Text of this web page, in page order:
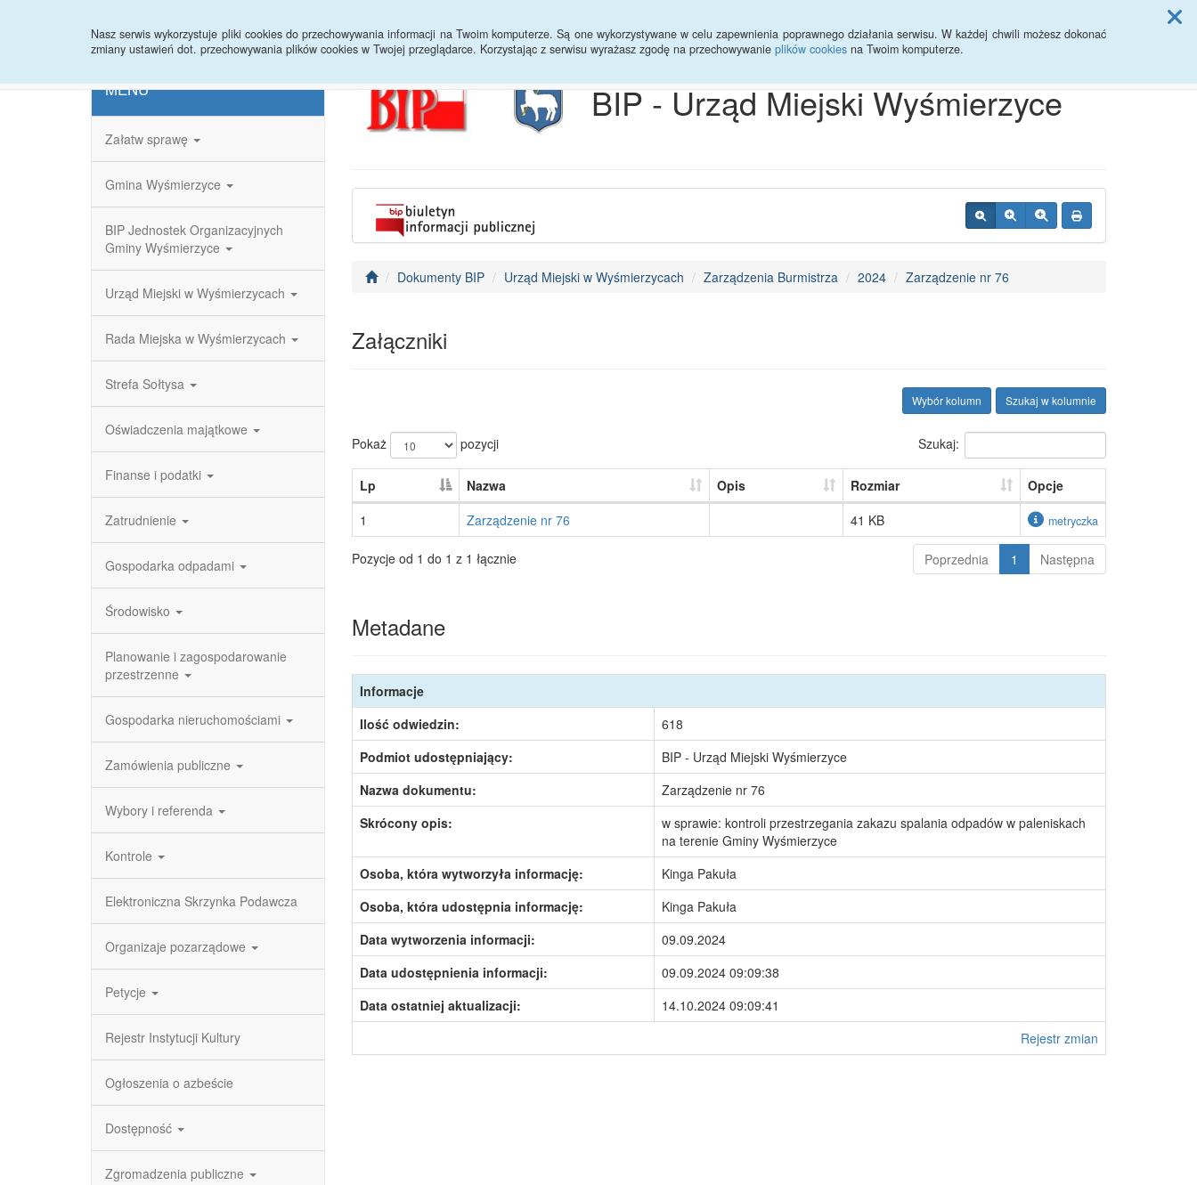
Nasz serwis wykorzystuje pliki cookies do przechowywania informacji na Twoim komputerze. Są one wykorzystywane w celu zapewnienia poprawnego działania serwisu. W każdej chwili możesz dokonać
zmiany ustawień dot. przechowywania plików cookies w Twojej przeglądarce. Korzystając z serwisu wyrażasz zgodę na przechowywanie plików cookies na Twoim komputerze.
Przycisk wyszukaj duży
MENU
Załatw sprawę
Gmina Wyśmierzyce
BIP Jednostek Organizacyjnych
Gminy Wyśmierzyce
Urząd Miejski w Wyśmierzycach
Rada Miejska w Wyśmierzycach
Strefa Sołtysa
Oświadczenia majątkowe
Finanse i podatki
Zatrudnienie
Gospodarka odpadami
Środowisko
Planowanie i zagospodarowanie
przestrzenne
Gospodarka nieruchomościami
Zamówienia publiczne
Wybory i referenda
Kontrole
Elektroniczna Skrzynka Podawcza
Organizaje pozarządowe
Petycje
Rejestr Instytucji Kultury
Ogłoszenia o azbeście
Dostępność
Zgromadzenia publiczne
BIP - Urząd Miejski Wyśmierzyce
Dokumenty BIP Urząd Miejski w Wyśmierzycach Zarządzenia Burmistrza 2024 Zarządzenie nr 76
Załączniki
Szukaj w kolumnie
Wybór kolumn
Pokaż pozycji Szukaj:
Lp Nazwa Opis Rozmiar
Opcje
1
Zarządzenie nr 76 41 KB metryczka
Pozycje od 1 do 1 z 1 łącznie Poprzednia 1 Następna
Metadane
Informacje
Ilość odwiedzin:
618
Podmiot udostępniający:
BIP - Urząd Miejski Wyśmierzyce
Nazwa dokumentu:
Zarządzenie nr 76
Skrócony opis:
w sprawie: kontroli przestrzegania zakazu spalania odpadów w paleniskach
na terenie Gminy Wyśmierzyce
Osoba, która wytworzyła informację:
Kinga Pakuła
Osoba, która udostępnia informację:
Kinga Pakuła
Data wytworzenia informacji:
09.09.2024
Data udostępnienia informacji:
09.09.2024 09:09:38
Data ostatniej aktualizacji:
14.10.2024 09:09:41
Rejestr zmian